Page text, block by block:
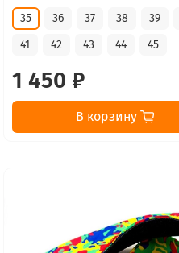
35 36 37 38 39
41
42 43 44 45
1 450 ₽
В корзину